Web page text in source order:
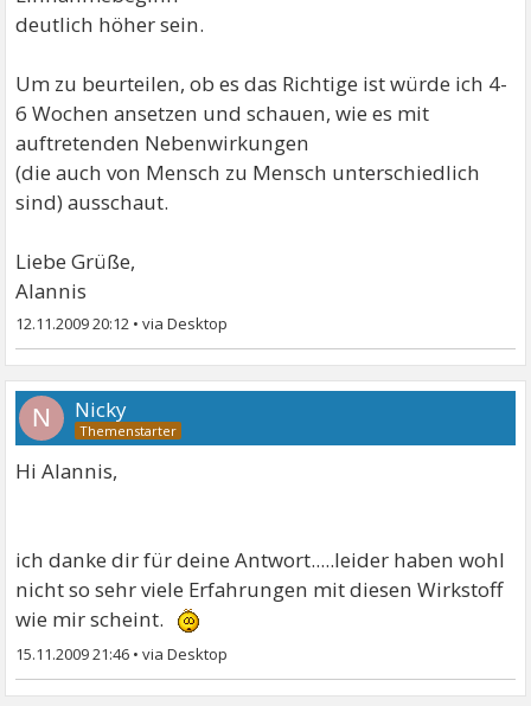
deutlich höher sein.
Um zu beurteilen, ob es das Richtige ist würde ich 4-
6 Wochen ansetzen und schauen, wie es mit
auftretenden Nebenwirkungen
(die auch von Mensch zu Mensch unterschiedlich
sind) ausschaut.
Liebe Grüße,
Alannis
12.11.2009 20:12 •
N Nicky
Hi Alannis,
ich danke dir für deine Antwort.....leider haben wohl
nicht so sehr viele Erfahrungen mit diesen Wirkstoff
wie mir scheint.
15.11.2009 21:46 •